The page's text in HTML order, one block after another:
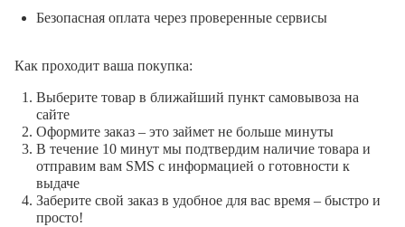
Безопасная оплата через проверенные сервисы
Как проходит ваша покупка:
Выберите товар в ближайший пункт самовывоза на
сайте
Оформите заказ – это займет не больше минуты
В течение 10 минут мы подтвердим наличие товара и
отправим вам SMS с информацией о готовности к
выдаче
Заберите свой заказ в удобное для вас время – быстро и
просто!